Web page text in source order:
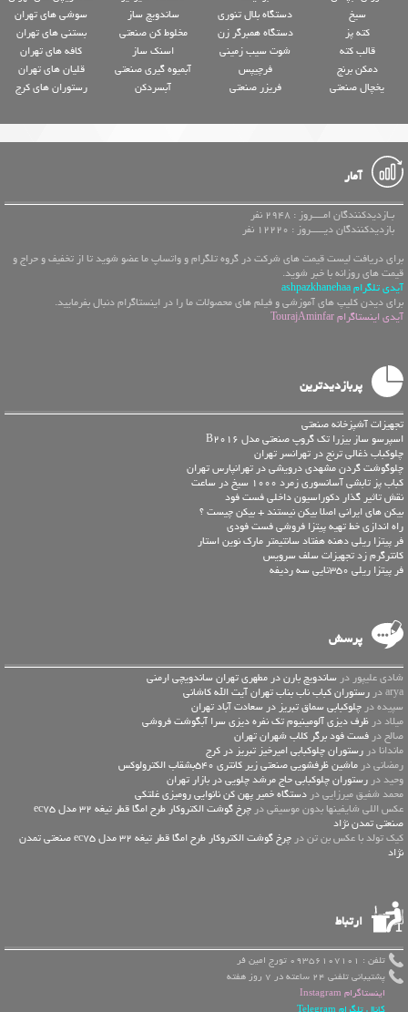
سیخ
کته پز
قالب کته
دمکن برنج
یخچال صنعتی
دستگاه بلال تنوری
دستگاه همبرگر زن
شوت سیب زمینی
فرچیپس
فریزر صنعتی
ساندویچ ساز
مخلوط کن صنعتی
اسنک ساز
آبمیوه گیری صنعتی
آبسردکن
سوشی های تهران
بستنی های تهران
کافه های تهران
قلیان های تهران
رستوران های کرج
آمار
بـازدیدکنندگان امــــروز : 2948 نفر
بازدیدکنندگان دیـــــروز : 12220 نفر
برای دریافت لیست قیمت های شرکت در گروه تلگرام و واتساپ ما عضو شوید تا از تخفیف و حراج و
قیمت های روزانه با خبر شوید.
آیدی تلگرام ashpazkhanehaa
برای دیدن کلیپ های آموزشی و فیلم های محصولات ما را در اینستاگرام دنبال بفرمایید.
آیدی اینستاگرام TourajAminfar
پربازدیدترین
تجهیزات آشپزخانه صنعتی
اسپرسو ساز بیزرا تک گروپ صنعتی مدل B2016
چلوکباب ذغالی ترنج در تهرانسر تهران
چلوگوشت گردن مشهدی درویشی در تهرانپارس تهران
کباب پز تابشی آسانسوری زمرد 1000 سیخ در ساعت
نقش تاثیر گذار دکوراسیون داخلی فست فود
بیکن های ایرانی اصلا بیکن نیستند + بیکن چیست ؟
راه اندازی خط تهیه پیتزا فروشی فست فودی
فر پیتزا ریلی دهنه هفتاد سانتیمتر مارک نوین استار
کانترگرم زد تجهيزات سلف سرویس
فر پیتزا ریلی 350تایی سه ردیفه
پرسش
شادی علیپور در ساندویچ بارن در مطهری تهران ساندویچی ارمنی
arya در
رستوران کباب ناب بناب تهران آیت الله کاشانی
سپیده در چلوکبابی سماق تبریز در سعادت آباد تهران
میلاد در ظرف دیزی آلومینیوم تک نفره دیزی سرا آبگوشت فروشی
صالح در فست فود برگر کلاب شهران تهران
ماندانا در رستوران چلوکبابی امیرخیز تبریز در کرج
رمضانی در ماشین ظرفشویی صنعتی زیر کانتری 540بشقاب الکترولوکس
وحید در رستوران چلوکبابی حاج مرشد چلویی در بازار تهران
محمد شفیق میرزایی در دستگاه خمیر پهن کن نانوایی رومیزی غلتکی
عكس اللي شايفينها بدون موسيقى در
چرخ گوشت الکتروکار طرح امگا قطر تیغه 32 مدل ec75
صنعتی تمدن نژاد
کیک تولد با عکس بن تن در
چرخ گوشت الکتروکار طرح امگا قطر تیغه 32 مدل ec75 صنعتی تمدن
نژاد
ارتباط
تلفن : 09356107101 تورج امین فر
پشتیبانی تلفنی 24 ساعته در 7 روز هفته
اینستاگرام Instagram